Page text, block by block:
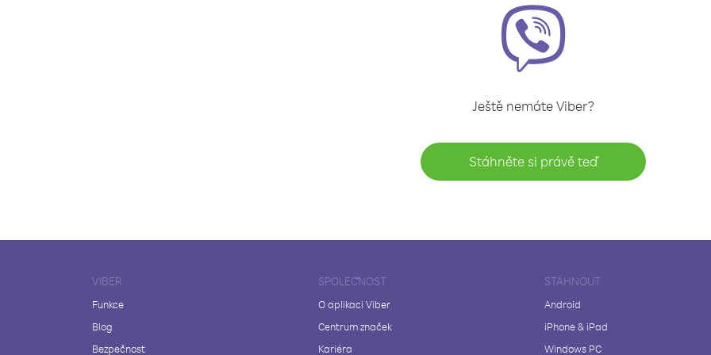
Ještě nemáte Viber?
Stáhněte si právě teď
VIBER
Funkce
Blog
Bezpečnost
SPOLEČNOST
O aplikaci Viber
Centrum značek
Kariéra
STÁHNOUT
Android
iPhone & iPad
Windows PC